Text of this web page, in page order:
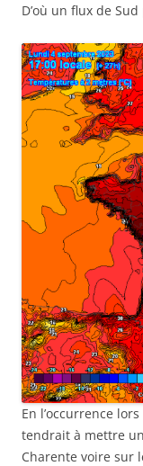
D’où un flux de
En l’occurrence
tendrait à mettre
Charente voire sur